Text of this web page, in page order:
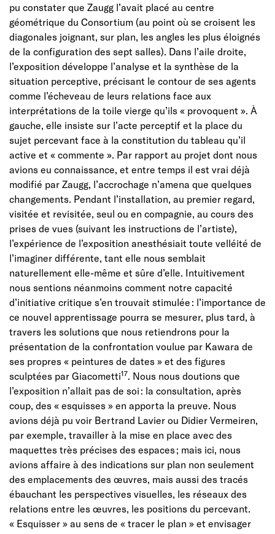
pu constater que Zaugg l’avait placé au centre
géométrique du Consortium (au point où se croisent les
diagonales joignant, sur plan, les angles les plus éloignés
de la configuration des sept salles). Dans l’aile droite,
l’exposition développe l’analyse et la synthèse de la
situation perceptive, précisant le contour de ses agents
comme l’écheveau de leurs relations face aux
interprétations de la toile vierge qu’ils « provoquent ». À
gauche, elle insiste sur l’acte perceptif et la place du
sujet percevant face à la constitution du tableau qu’il
active et « commente ». Par rapport au projet dont nous
avions eu connaissance, et entre temps il est vrai déjà
modifié par Zaugg, l’accrochage n’amena que quelques
changements. Pendant l’installation, au premier regard,
visitée et revisitée, seul ou en compagnie, au cours des
prises de vues (suivant les instructions de l’artiste),
l’expérience de l’exposition anesthésiait toute velléité de
l’imaginer différente, tant elle nous semblait
naturellement elle-même et sûre d’elle. Intuitivement
nous sentions néanmoins comment notre capacité
d’initiative critique s’en trouvait stimulée : l’importance de
ce nouvel apprentissage pourra se mesurer, plus tard, à
travers les solutions que nous retiendrons pour la
présentation de la confrontation voulue par Kawara de
ses propres « peintures de dates » et des figures
sculptées par Giacometti17. Nous nous doutions que
l’exposition n’allait pas de soi : la consultation, après
coup, des « esquisses » en apporta la preuve. Nous
avions déjà pu voir Bertrand Lavier ou Didier Vermeiren,
par exemple, travailler à la mise en place avec des
maquettes très précises des espaces ; mais ici, nous
avions affaire à des indications sur plan non seulement
des emplacements des œuvres, mais aussi des tracés
ébauchant les perspectives visuelles, les réseaux des
relations entre les œuvres, les positions du percevant.
« Esquisser » au sens de « tracer le plan » et envisager